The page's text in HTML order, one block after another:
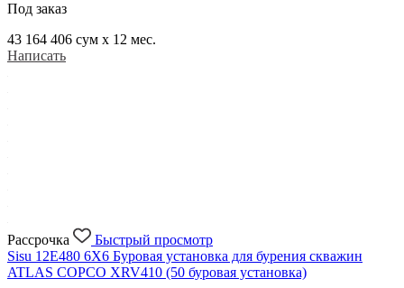
Под заказ
43 164 406 сум x 12 мес.
Написать
Рассрочка
Быстрый просмотр
Sisu 12E480 6X6 Буровая установка для бурения скважин
ATLAS COPCO XRV410 (50 буровая установка)